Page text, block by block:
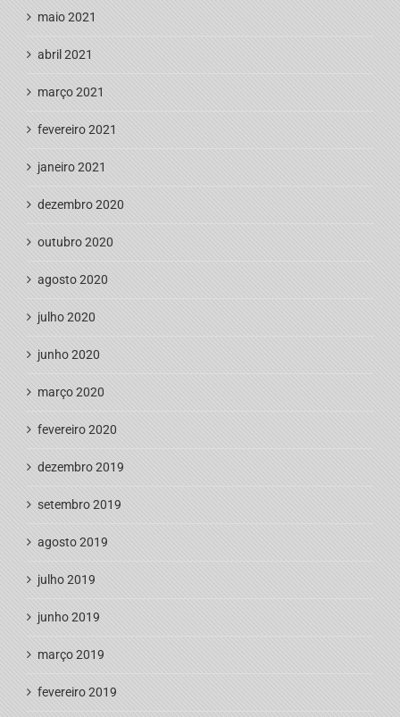
maio 2021
abril 2021
março 2021
fevereiro 2021
janeiro 2021
dezembro 2020
outubro 2020
agosto 2020
julho 2020
junho 2020
março 2020
fevereiro 2020
dezembro 2019
setembro 2019
agosto 2019
julho 2019
junho 2019
março 2019
fevereiro 2019